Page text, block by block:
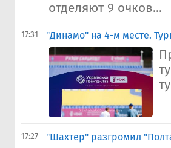
отделяют 9 очков...
17:31 "Динамо" на 4-м месте.
17:27 "Шахтер" разгромил